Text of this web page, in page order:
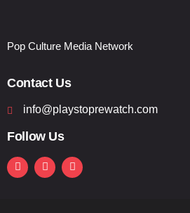
Pop Culture Media Network
Contact Us
info@playstoprewatch.com
Follow Us